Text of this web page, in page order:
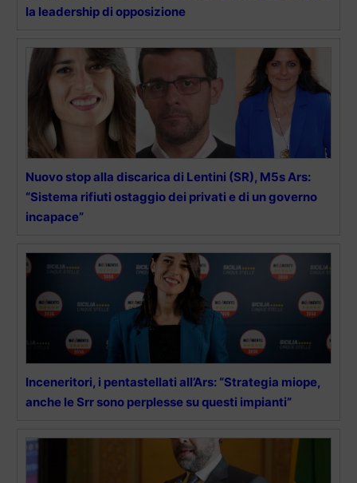
la leadership di opposizione
Nuovo stop alla discarica di Lentini (SR), M5s Ars:
“Sistema rifiuti ostaggio dei privati e di un governo
incapace”
Inceneritori, i pentastellati all’Ars: “Strategia miope,
anche le Srr sono perplesse su questi impianti”